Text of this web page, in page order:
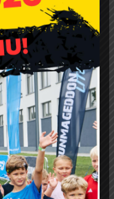
przez
I –
Skarbu